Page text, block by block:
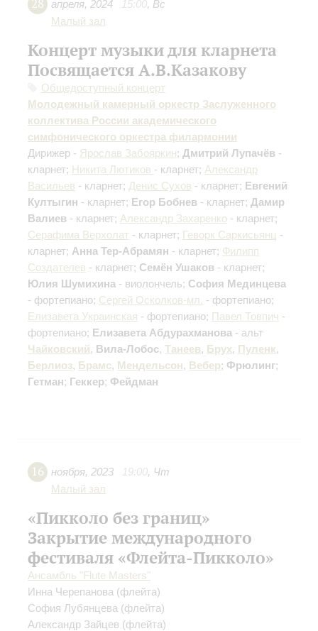
28 апреля, 2024 15:00, Вс
Малый зал
Концерт музыки для кларнета
Посвящается А.В.Казакову
Общедоступный концерт
Молодежный камерный оркестр Заслуженного
коллектива России академического
симфонического оркестра филармонии
Дирижер - Ярослав Забояркин; Дмитрий Лупачёв -
кларнет; Никита Лютиков - кларнет; Александр
Васильев - кларнет; Денис Сухов - кларнет; Евгений
Култыгин - кларнет; Егор Бобнев - кларнет; Дамир
Валиев - кларнет; Александр Захаренко - кларнет;
Серафима Верхолат - кларнет; Геворк Саркисьянц -
кларнет; Анна Тер-Абрамян - кларнет; Филипп
Создателев - кларнет; Семён Ушаков - кларнет;
Юлия Шумихина - виолончель; София Мединцева
- фортепиано; Сергей Осколков-мл. - фортепиано;
Елизавета Украинская - фортепиано; Павел Товпич -
фортепиано; Елизавета Абдурахманова - альт
Чайковский, Вила-Лобос, Танеев, Брух, Пуленк,
Берлиоз, Брамс, Мендельсон, Вебер; Фрюлинг;
Гетман; Геккер; Фейдман
16 ноября, 2023 19:00, Чт
Малый зал
«Пикколо без границ»
Закрытие международного
фестиваля «Флейта-Пикколо»
Ансамбль "Flute Masters"
Инна Черепанова (флейта)
София Лубянцева (флейта)
Александр Зайцев (флейта)